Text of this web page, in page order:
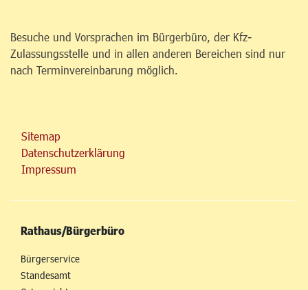
Besuche und Vorsprachen im Bürgerbüro, der Kfz-
Zulassungsstelle und in allen anderen Bereichen sind nur
nach Terminvereinbarung möglich.
Sitemap
Datenschutzerklärung
Impressum
Rathaus/Bürgerbüro
Bürgerservice
Standesamt